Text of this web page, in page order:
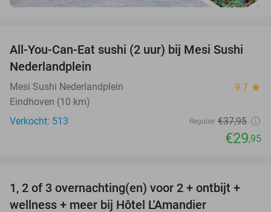
21%
All-You-Can-Eat sushi (2 uur) bij Mesi Sushi
Nederlandplein
Mesi Sushi Nederlandplein 9.7 star
Eindhoven (10 km)
Verkocht: 513
Regulier €37,95
€29,95
32%
TODAY
1, 2 of 3 overnachting(en) voor 2 + ontbijt +
wellness + meer bij Hôtel L'Amandier